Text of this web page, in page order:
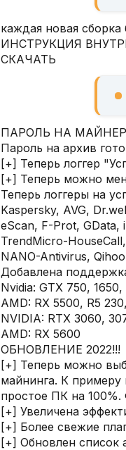
каждая новая
ИНСТРУКЦИЯ
СКАЧАТЬ
ПАРОЛЬ НА МАЙНЕР
Пароль на архив
[+] Теперь логгер
[+] Теперь можно
Теперь логгеры на
Kaspersky, AVG,
eScan, F-Prot, GData,
TrendMicro-
NANO-Antivirus,
Добавлена
Nvidia: GTX 750,
AMD: RX 5500, R5
NVIDIA: RTX 3060,
AMD: RX 5600
ОБНОВЛЕНИЕ 2022!!!
[+] Теперь можно
майнинга. К
простое ПК на
[+] Увеличена
[+] Более свежие
[+] Обновлен список